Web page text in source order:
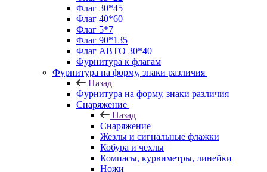
Флаг 30*45
Флаг 40*60
Флаг 5*7
Флаг 90*135
Флаг АВТО 30*40
Фурнитура к флагам
Фурнитура на форму, знаки различия
Назад
Фурнитура на форму, знаки различия
Снаряжение
Назад
Снаряжение
Жезлы и сигнальные флажки
Кобура и чехлы
Компасы, курвиметры, линейки
Ножи